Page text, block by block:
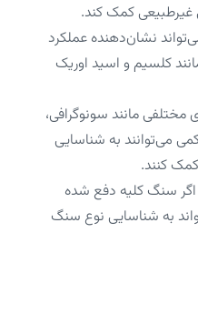
غیرطبیعی کمک کند.
نشان‌دهنده عملکرد
کلسیم و اسید اوریک
مختلفی مانند سونوگرافی،
می‌توانند به شناسایی
کنند.
اگر سنگ کلیه دفع شده
به شناسایی نوع سنگ